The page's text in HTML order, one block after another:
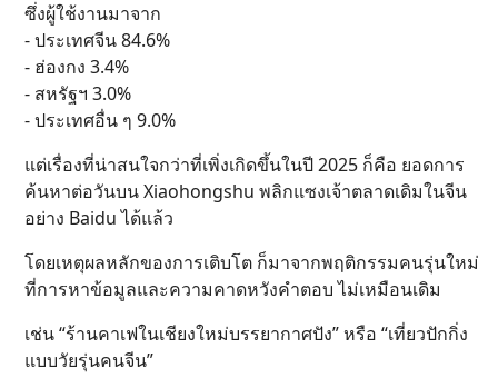
ซึ่งผู้ใช้งานมาจาก
- ประเทศจีน 84.6%
- ฮ่องกง 3.4%
- สหรัฐฯ 3.0%
- ประเทศอื่น ๆ 9.0%
แต่เรื่องที่น่าสนใจกว่าที่เพิ่งเกิดขึ้นในปี 2025 ก็คือ ยอดการ
ค้นหาต่อวันบน Xiaohongshu พลิกแซงเจ้าตลาดเดิมในจีน
อย่าง Baidu ได้แล้ว
โดยเหตุผลหลักของการเติบโต ก็มาจากพฤติกรรมคนรุ่นใหม่
ที่การหาข้อมูลและความคาดหวังคำตอบ ไม่เหมือนเดิม
เช่น “ร้านคาเฟในเชียงใหม่บรรยากาศปัง” หรือ “เที่ยวปักกิ่ง
แบบวัยรุ่นคนจีน”